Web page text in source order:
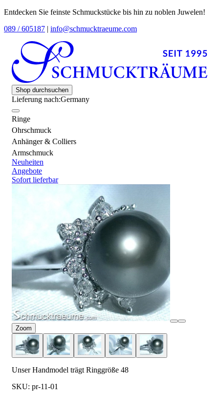
Entdecken Sie feinste Schmuckstücke bis hin zu noblen Juwelen!
089 / 605187 | info@schmucktraeume.com
Shop durchsuchen
Lieferung nach:Germany
Ringe
Ohrschmuck
Anhänger & Colliers
Armschmuck
Neuheiten
Angebote
Sofort lieferbar
Zoom
Unser Handmodel trägt Ringgröße 48
SKU: pr-11-01